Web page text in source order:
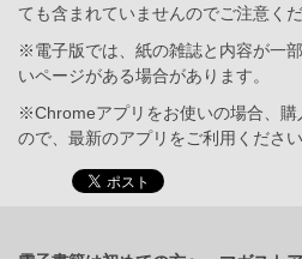
ても含まれていませんのでご注意くだ
※電子版では、紙の雑誌と内容が一
いページがある場合があります。
※Chromeアプリをお使いの場合、購
ので、最新のアプリをご利用ください